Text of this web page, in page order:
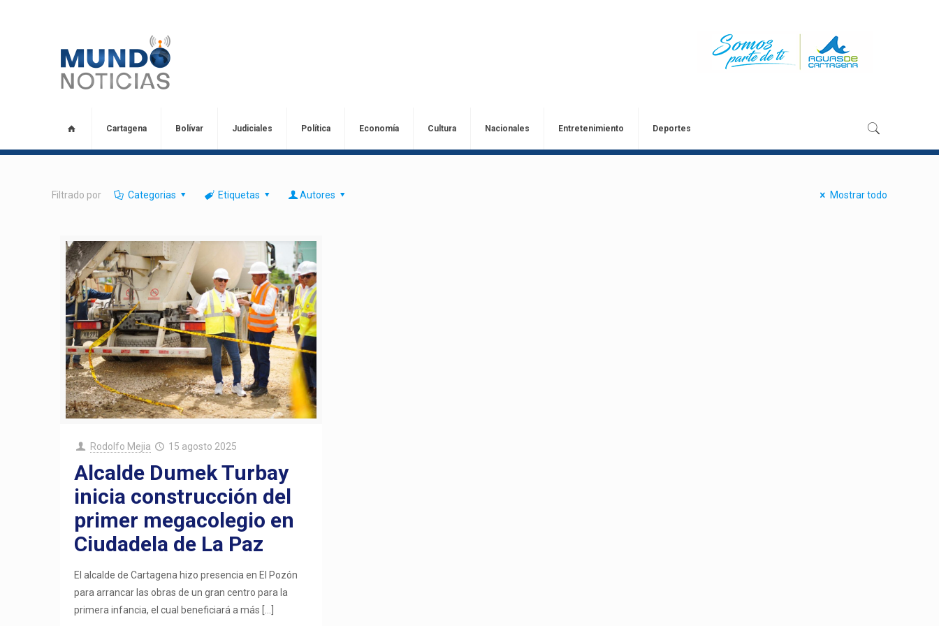
Cartagena Bolívar Judiciales Política Economía Cultura Nacionales Entretenimiento Deportes
Filtrado por Categorias Etiquetas Autores Mostrar todo
Rodolfo Mejia 15 agosto 2025
Alcalde Dumek Turbay
inicia construcción del
primer megacolegio en
Ciudadela de La Paz
El alcalde de Cartagena hizo presencia en El Pozón
para arrancar las obras de un gran centro para la
primera infancia, el cual beneficiará a más